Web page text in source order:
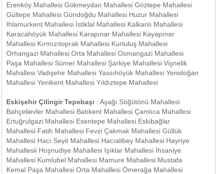
Erenköy Mahallesi Gökmeydan Mahallesi Göztepe Mahallesi
Gültepe Mahallesi Gündoğdu Mahallesi Huzur Mahallesi
Ihlamurkent Mahallesi İstiklal Mahallesi Kalkanlı Mahallesi
Karacahöyük Mahallesi Karapınar Mahallesi Kayapınar
Mahallesi Kırmızıtoprak Mahallesi Kurtuluş Mahallesi
Orhangazi Mahallesi Orta Mahallesi Osmangazi Mahallesi
Paşa Mahallesi Sümer Mahallesi Şarkiye Mahallesi Vişnelik
Mahallesi Vadişehir Mahallesi Yassıhöyük Mahallesi Yenidoğan
Mahallesi Yenikent Mahallesi Yıldıztepe Mahallesi
Eskişehir Çilingir Tepebaşı : Aşağı Söğütönü Mahallesi
Bahçelievler Mahallesi Batıkent Mahallesi Çamlıca Mahallesi
Ertuğrulgazi Mahallesi Esentepe Mahallesi Eskibağlar
Mahallesi Fatih Mahallesi Fevzi Çakmak Mahallesi Güllük
Mahallesi Hacı Seyit Mahallesi Hacıalibey Mahallesi Hayriye
Mahallesii Hoşnudiye Mahallesi Işıklar Mahallesi İhsaniye
Mahallesi Kumlubel Mahallesi Mamure Mahallesi Mustafa
Kemal Paşa Mahallesi Orta Mahallesi Ömerağa Mahallesi